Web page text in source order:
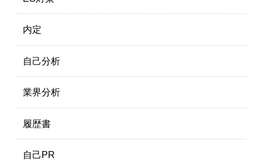
内定
自己分析
業界分析
履歴書
自己PR